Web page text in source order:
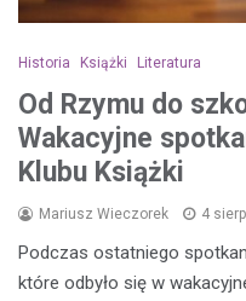
Historia Książki Literatura
Od Rzymu do
Wakacyjne
Klubu Książki
Mariusz Wieczorek 4
Podczas ostatniego
które odbyło się w